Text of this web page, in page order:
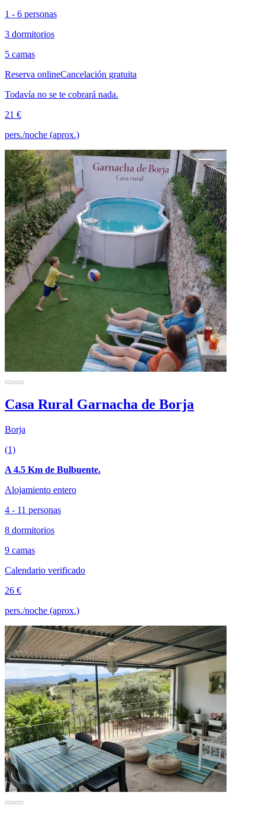
1 - 6 personas
3 dormitorios
5 camas
Reserva onlineCancelación gratuita
Todavía no se te cobrará nada.
21 €
pers./noche (aprox.)
Casa Rural Garnacha de Borja
Borja
(1)
A 4.5 Km de Bulbuente.
Alojamiento entero
4 - 11 personas
8 dormitorios
9 camas
Calendario verificado
26 €
pers./noche (aprox.)